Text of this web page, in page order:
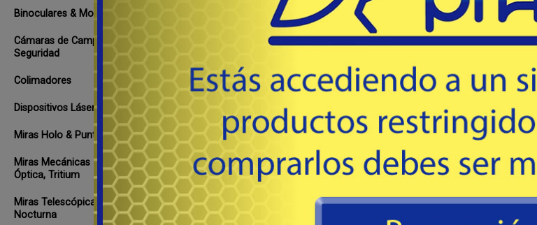
Binoculares & Monoculares
Cámaras de Campo, Rastreo &
Seguridad
Colimadores
Dispositivos Láser y Lumínicos
Miras Holo & Punto iluminado
Miras Mecánicas - Acero, Fibra
Óptica, Tritium
Miras Telescópicas & de Visión
Nocturna